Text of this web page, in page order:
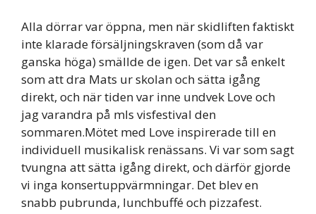
Alla dörrar var öppna, men när skidliften faktiskt
inte klarade försäljningskraven (som då var
ganska höga) smällde de igen. Det var så enkelt
som att dra Mats ur skolan och sätta igång
direkt, och när tiden var inne undvek Love och
jag varandra på mls visfestival den
sommaren.Mötet med Love inspirerade till en
individuell musikalisk renässans. Vi var som sagt
tvungna att sätta igång direkt, och därför gjorde
vi inga konsertuppvärmningar. Det blev en
snabb pubrunda, lunchbuffé och pizzafest.